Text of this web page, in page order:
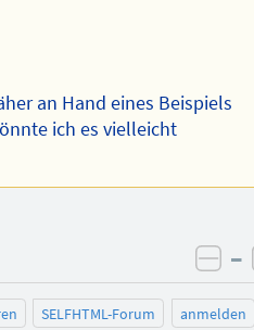
an Hand eines Beispiels
ich es vielleicht
–
SELFHTML-Forum
anmelden